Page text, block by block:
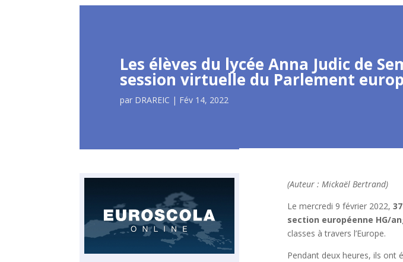
Les élèves du lycée Anna Judic de
session virtuelle du Parlement
par DRAREIC | Fév 14, 2022
(Auteur : Mickaël Bertrand)
Le mercredi 9 février 2022,
section européenne HG/
classes à travers l’Europe.
Pendant deux heures, ils ont